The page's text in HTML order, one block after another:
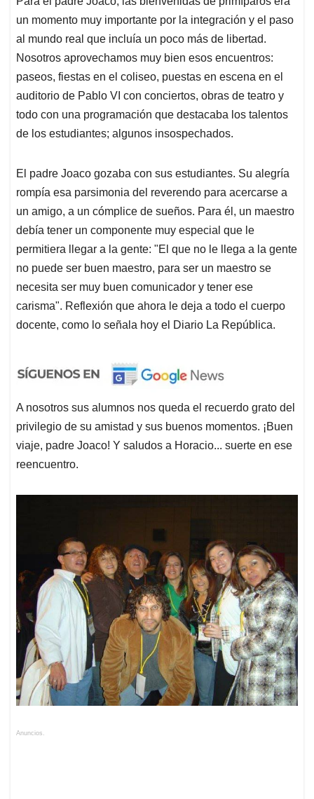
un momento muy importante por la integración y el paso
al mundo real que incluía un poco más de libertad.
Nosotros aprovechamos muy bien esos encuentros:
paseos, fiestas en el coliseo, puestas en escena en el
auditorio de Pablo VI con conciertos, obras de teatro y
todo con una programación que destacaba los talentos
de los estudiantes; algunos insospechados.
El padre Joaco gozaba con sus estudiantes. Su alegría
rompía esa parsimonia del reverendo para acercarse a
un amigo, a un cómplice de sueños. Para él, un maestro
debía tener un componente muy especial que le
permitiera llegar a la gente: "El que no le llega a la gente
no puede ser buen maestro, para ser un maestro se
necesita ser muy buen comunicador y tener ese
carisma". Reflexión que ahora le deja a todo el cuerpo
docente, como lo señala hoy el Diario La República.
A nosotros sus alumnos nos queda el recuerdo grato del
privilegio de su amistad y sus buenos momentos. ¡Buen
viaje, padre Joaco! Y saludos a Horacio... suerte en ese
reencuentro.
Anuncios.